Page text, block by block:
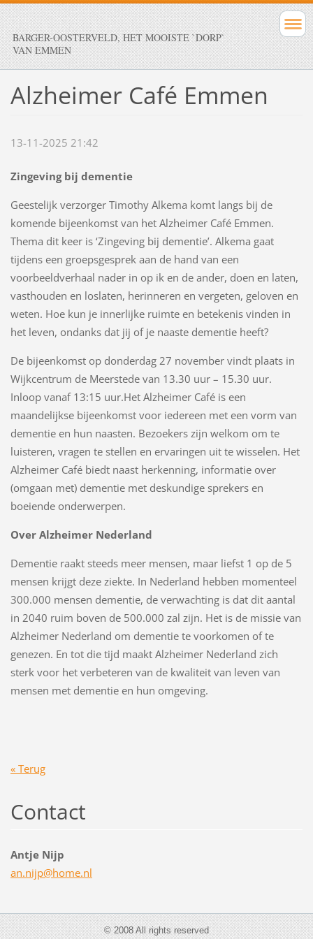
BARGER-OOSTERVELD, HET MOOISTE `DORP`
VAN EMMEN
Alzheimer Café Emmen
13-11-2025 21:42
Zingeving bij dementie
Geestelijk verzorger Timothy Alkema komt langs bij de
komende bijeenkomst van het Alzheimer Café Emmen.
Thema dit keer is ‘Zingeving bij dementie’. Alkema gaat
tijdens een groepsgesprek aan de hand van een
voorbeeldverhaal nader in op ik en de ander, doen en laten,
vasthouden en loslaten, herinneren en vergeten, geloven en
weten. Hoe kun je innerlijke ruimte en betekenis vinden in
het leven, ondanks dat jij of je naaste dementie heeft?
De bijeenkomst op donderdag 27 november vindt plaats in
Wijkcentrum de Meerstede van 13.30 uur – 15.30 uur.
Inloop vanaf 13:15 uur.Het Alzheimer Café is een
maandelijkse bijeenkomst voor iedereen met een vorm van
dementie en hun naasten. Bezoekers zijn welkom om te
luisteren, vragen te stellen en ervaringen uit te wisselen. Het
Alzheimer Café biedt naast herkenning, informatie over
(omgaan met) dementie met deskundige sprekers en
boeiende onderwerpen.
Over Alzheimer Nederland
Dementie raakt steeds meer mensen, maar liefst 1 op de 5
mensen krijgt deze ziekte. In Nederland hebben momenteel
300.000 mensen dementie, de verwachting is dat dit aantal
in 2040 ruim boven de 500.000 zal zijn. Het is de missie van
Alzheimer Nederland om dementie te voorkomen of te
genezen. En tot die tijd maakt Alzheimer Nederland zich
sterk voor het verbeteren van de kwaliteit van leven van
mensen met dementie en hun omgeving.
« Terug
Contact
Antje Nijp
an.nijp@home.nl
© 2008 All rights reserved